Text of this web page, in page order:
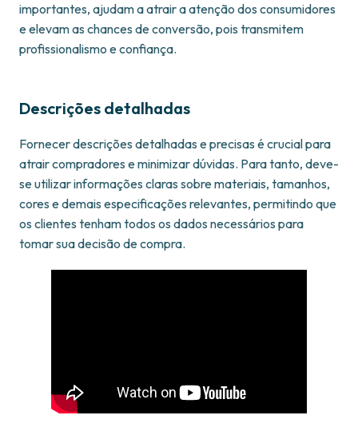
importantes, ajudam a atrair a atenção dos consumidores
e elevam as chances de conversão, pois transmitem
profissionalismo e confiança.
Descrições detalhadas
Fornecer descrições detalhadas e precisas é crucial para
atrair compradores e minimizar dúvidas. Para tanto, deve-
se utilizar informações claras sobre materiais, tamanhos,
cores e demais especificações relevantes, permitindo que
os clientes tenham todos os dados necessários para
tomar sua decisão de compra.